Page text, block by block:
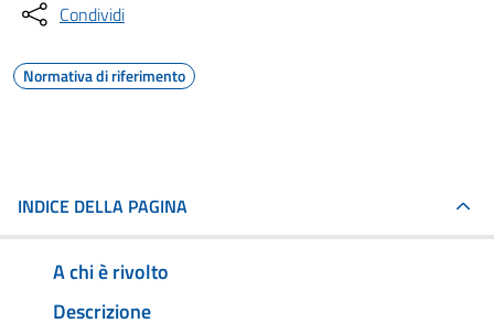
Condividi
Normativa di riferimento
INDICE DELLA PAGINA
A chi è rivolto
Descrizione